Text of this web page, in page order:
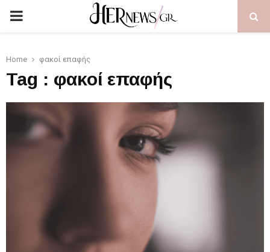
PRIMARY
Home φακοί επαφής
Tag : φακοί επαφής